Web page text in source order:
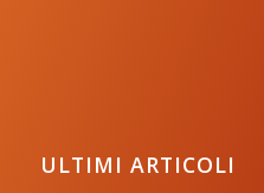
ULTIMI ARTICOLI